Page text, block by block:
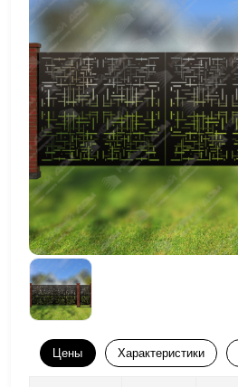
Цены Характеристики